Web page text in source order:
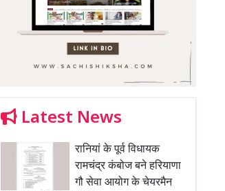
Latest News
रानियां के पूर्व विधायक
रामचंद्र कंबोज बने हरियाणा
गौ सेवा आयोग के चेयरमैन